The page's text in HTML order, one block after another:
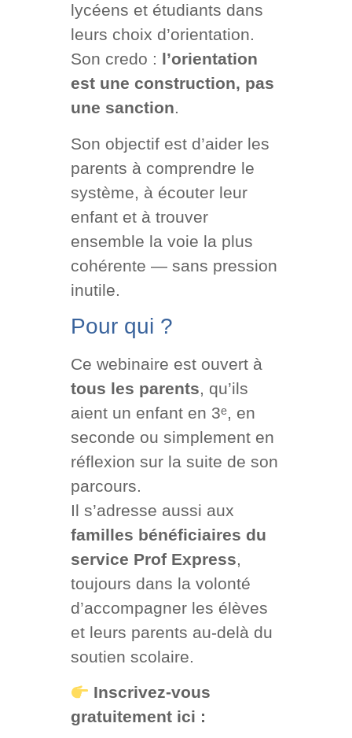
lycéens et étudiants dans
leurs choix d’orientation.
Son credo : l’orientation
est une construction, pas
une sanction.
Son objectif est d’aider les
parents à comprendre le
système, à écouter leur
enfant et à trouver
ensemble la voie la plus
cohérente — sans pression
inutile.
Pour qui ?
Ce webinaire est ouvert à
tous les parents, qu’ils
aient un enfant en 3ᵉ, en
seconde ou simplement en
réflexion sur la suite de son
parcours.
Il s’adresse aussi aux
familles bénéficiaires du
service Prof Express,
toujours dans la volonté
d’accompagner les élèves
et leurs parents au-delà du
soutien scolaire.
Inscrivez-vous
gratuitement ici :